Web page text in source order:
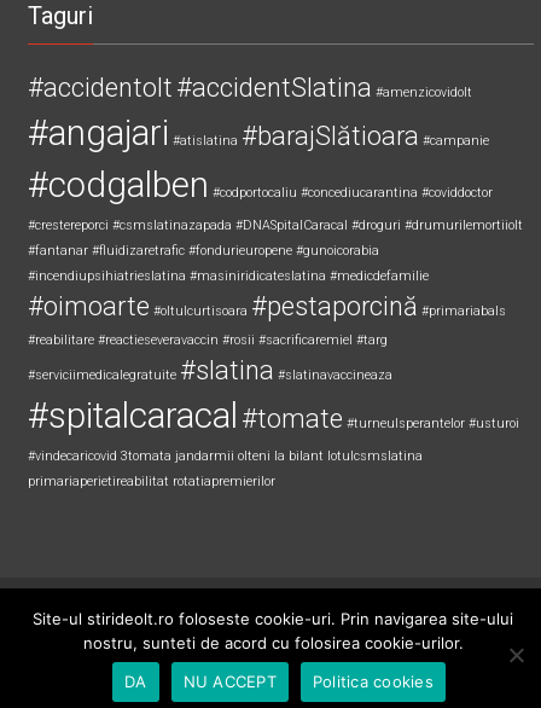
Taguri
#accidentolt #accidentSlatina #amenzicovidolt
#angajari #atislatina #barajSlătioara #campanie
#codgalben #codportocaliu #concediucarantina #coviddoctor
#crestereporci #csmslatinazapada #DNASpitalCaracal #droguri #drumurilemortiiolt
#fantanar #fluidizaretrafic #fondurieuropene #gunoicorabia
#incendiupsihiatrieslatina #masiniridicateslatina #medicdefamilie
#oimoarte #oltulcurtisoara #pestaporcină #primariabals
#reabilitare #reactieseveravaccin #rosii #sacrificaremiel #targ
#serviciimedicalegratuite #slatina #slatinavaccineaza
#spitalcaracal #tomate #turneulsperantelor #usturoi
#vindecaricovid 3tomata jandarmii olteni la bilant lotulcsmslatina
primariaperietireabilitat rotatiapremierilor
ThemeGrill. Powered byWordPress.
Site-ul stirideolt.ro foloseste cookie-uri. Prin navigarea site-ului
nostru, sunteti de acord cu folosirea cookie-urilor.
DA
NU ACCEPT Politica cookies